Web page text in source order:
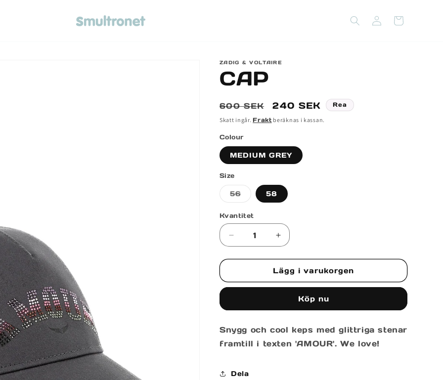
Logga
Varukorg
ZADIG & VOLTAIRE
CAP
Ordinarie
pris
600 SEK Försäljningspris
240 SEK Rea
Skatt ingår.Fraktberäknas i kassan.
Colour
MEDIUM GREY
Size
56Varianten
är
eller
inte
58
Kvantitet
Minska
för
Öka
för
CAP
Lägg i varukorgen
Köp nu
Snygg och cool keps med glittriga stenar
framtill i texten 'AMOUR'. We love!
Dela